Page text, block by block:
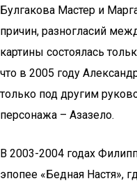
Булгакова Мастер и
причин, разногласий
картины состоялась
что в 2005 году
только под другим
персонажа – Азазело.
В 2003-2004 годах
эпопее «Бедная Настя»,